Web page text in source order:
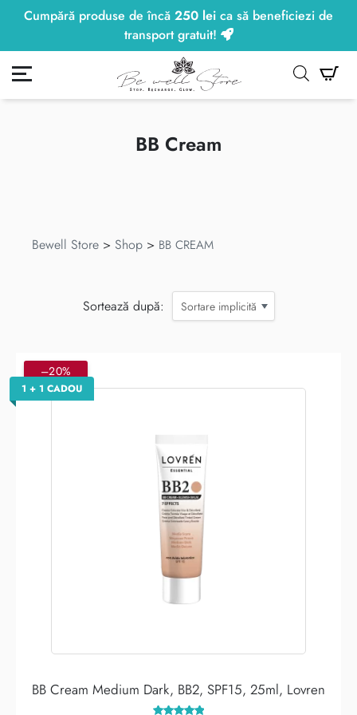
250lei
Cumpără produse de încă 250 lei ca să beneficiezi de
transport gratuit!
meu
BB Cream
Bewell Store > Shop > BB CREAM
Sortează după: Sortare implicită
–20%
1 + 1 CADOU
BB Cream Medium Dark, BB2, SPF15, 25ml, Lovren